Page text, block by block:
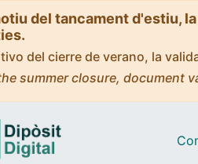
del tancament d'estiu,
del cierre de verano, la
summer closure, document